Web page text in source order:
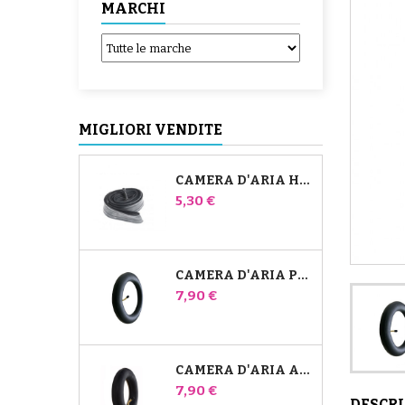
MARCHI
MIGLIORI VENDITE
CAMERA D'ARIA HIGH TREK BÉBÉ CONFORT
Prezzo
5,30 €
CAMERA D'ARIA PER PASSEGGINO JANÉ SLALOM PRO E POWERTWIN
Prezzo
7,90 €
CAMERA D'ARIA ANTERIORE DEL PASSEGGINO BUGABOO DONKEY
Prezzo
7,90 €